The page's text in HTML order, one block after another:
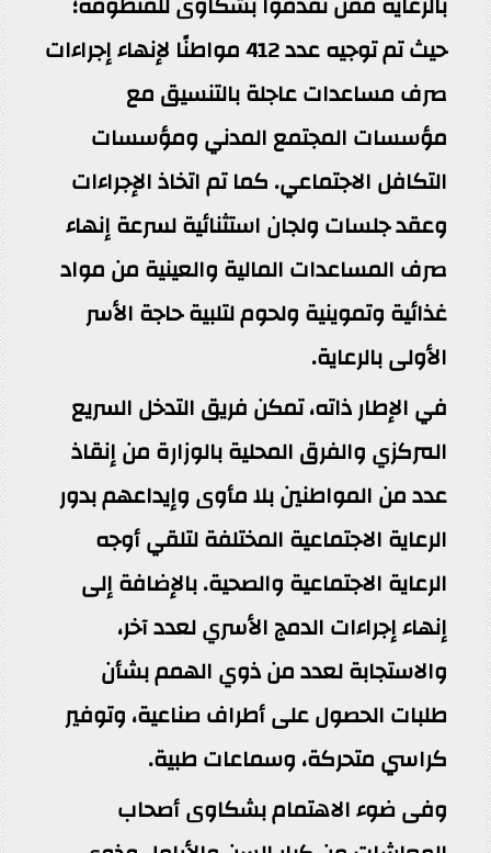
حيث تم توجيه عدد 412 مواطنًا لإنهاء إجراءات
صرف مساعدات عاجلة بالتنسيق مع
مؤسسات المجتمع المدني ومؤسسات
التكافل الاجتماعي. كما تم اتخاذ الإجراءات
وعقد جلسات ولجان استثنائية لسرعة إنهاء
صرف المساعدات المالية والعينية من مواد
غذائية وتموينية ولحوم لتلبية حاجة الأسر
الأولى بالرعاية.
في الإطار ذاته، تمكن فريق التدخل السريع
المركزي والفرق المحلية بالوزارة من إنقاذ
عدد من المواطنين بلا مأوى وإيداعهم بدور
الرعاية الاجتماعية المختلفة لتلقي أوجه
الرعاية الاجتماعية والصحية. بالإضافة إلى
إنهاء إجراءات الدمج الأسري لعدد آخر،
والاستجابة لعدد من ذوي الهمم بشأن
طلبات الحصول على أطراف صناعية، وتوفير
كراسي متحركة، وسماعات طبية.
وفى ضوء الاهتمام بشكاوى أصحاب